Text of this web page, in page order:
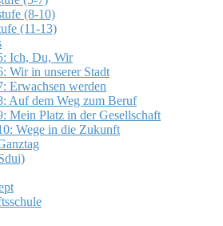
(8-10)
(11-13)
Ich, Du, Wir
Wir in unserer Stadt
Erwachsen werden
Auf dem Weg zum Beruf
Mein Platz in der Gesellschaft
Wege in die Zukunft